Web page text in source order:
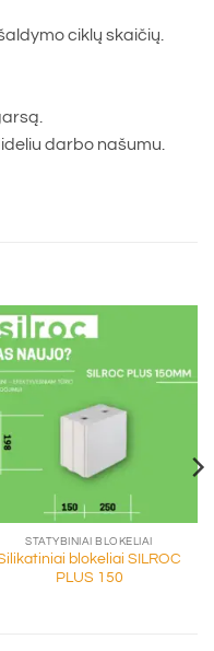
ciklų skaičių.
darbo našumu.
STATYBINIAI BLOKELIAI
blokeliai SILROC
PLUS 150